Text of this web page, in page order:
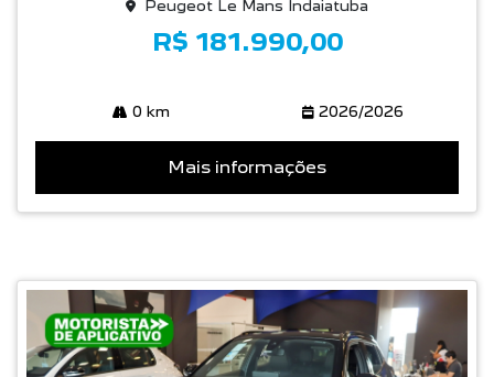
Peugeot Le Mans Indaiatuba
R$ 181.990,00
0 km 2026/2026
Mais informações